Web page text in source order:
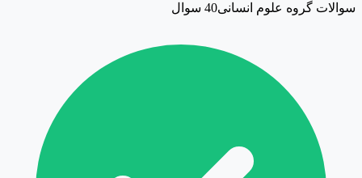
سوالات گروه علوم انسانی40 سوال